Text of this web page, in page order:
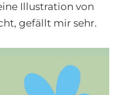
Illustration von
gefällt mir sehr.